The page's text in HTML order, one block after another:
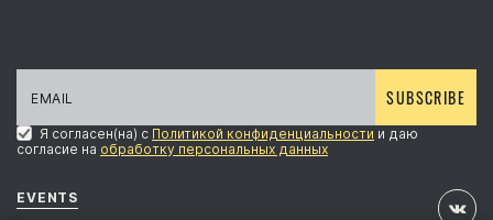
SUBSCRIBE
Я согласен(на) с Политикой конфиденциальности и даю
согласие на обработку персональных данных
EVENTS